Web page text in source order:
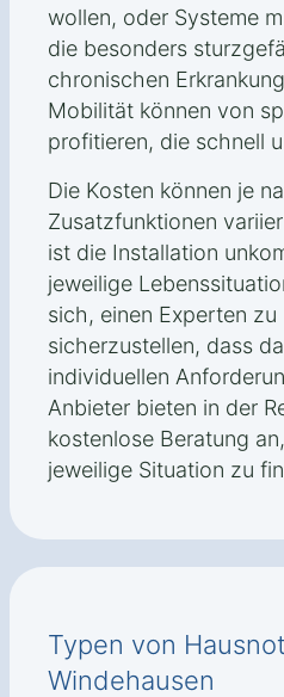
wollen, oder Systeme
die besonders
chronischen
Mobilität können von
profitieren, die schnell
Die Kosten können je
Zusatzfunktionen
ist die Installation
jeweilige
sich, einen Experten
sicherzustellen, dass
individuellen
Anbieter bieten in der
kostenlose Beratung
jeweilige Situation zu
Typen von
Windehausen